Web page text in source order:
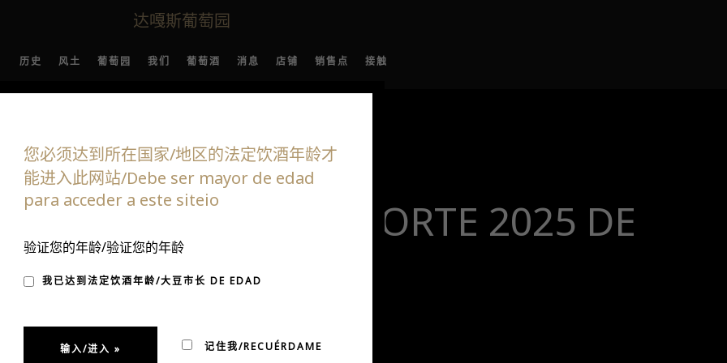
达嘎斯葡萄园
历史 风土 葡萄园 我们 葡萄酒 消息 店铺 销售点 接触
EN EL REPORTE 2025 DE
WINE ADVOCATE
您必须达到所在国家/地区的法定饮酒年龄才
能进入此网站/Debe ser mayor de edad
para acceder a este siteio
验证您的年龄/验证您的年龄
我已达到法定饮酒年龄/大豆市长 DE EDAD
记住我/RECUÉRDAME